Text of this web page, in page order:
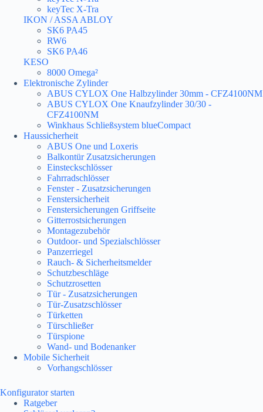
keyTec X-Tra
IKON / ASSA ABLOY
SK6 PA45
RW6
SK6 PA46
KESO
8000 Omega²
Elektronische Zylinder
ABUS CYLOX One Halbzylinder 30mm - CFZ4100NM
ABUS CYLOX One Knaufzylinder 30/30 -
CFZ4100NM
Winkhaus Schließsystem blueCompact
Haussicherheit
ABUS One und Loxeris
Balkontür Zusatzsicherungen
Einsteckschlösser
Fahrradschlösser
Fenster - Zusatzsicherungen
Fenstersicherheit
Fenstersicherungen Griffseite
Gitterrostsicherungen
Montagezubehör
Outdoor- und Spezialschlösser
Panzerriegel
Rauch- & Sicherheitsmelder
Schutzbeschläge
Schutzrosetten
Tür - Zusatzsicherungen
Tür-Zusatzschlösser
Türketten
Türschließer
Türspione
Wand- und Bodenanker
Mobile Sicherheit
Vorhangschlösser
Konfigurator starten
Ratgeber